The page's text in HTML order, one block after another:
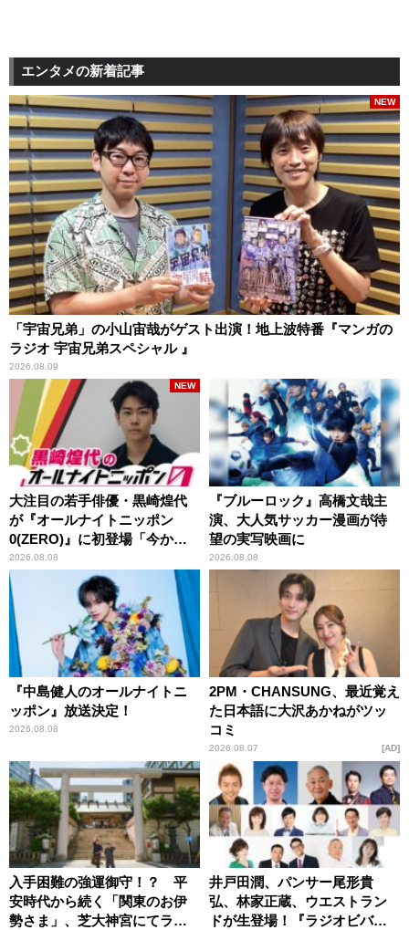
エンタメの新着記事
「宇宙兄弟」の小山宙哉がゲスト出演！地上波特番『マンガの
ラジオ 宇宙兄弟スペシャル 』
2026.08.09
NEW
大注目の若手俳優・黒崎煌代
が『オールナイトニッポン
0(ZERO)』に初登場「今から
とてもワクワクしておりま
す！」
2026.08.08
NEW
『ブルーロック』高橋文哉主
演、大人気サッカー漫画が待
望の実写映画に
2026.08.08
『中島健人のオールナイトニ
ッポン』放送決定！
2026.08.08
2PM・CHANSUNG、最近覚え
た日本語に大沢あかねがツッ
コミ
2026.08.07 AD
入手困難の強運御守！？ 平
安時代から続く「関東のお伊
勢さま」、芝大神宮にてラン
井戸田潤、パンサー尾形貴
弘、林家正蔵、ウエストラン
ドが生登場！『ラジオビバリ